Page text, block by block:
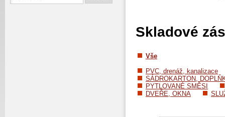
Skladové
Vše
PVC, drenáž, kanalizace
SÁDROKARTON,
PYTLOVANÉ SMĚSI
DVEŘE, OKNA